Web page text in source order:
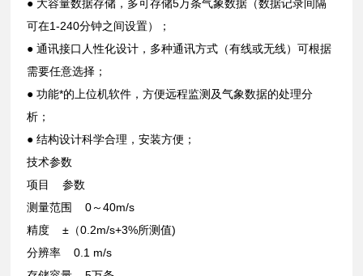
● 大容量数据存储，多可存储5万条气象数据（数据记录间隔
可在1-240分钟之间设置）；
● 通讯接口人性化设计，多种通讯方式（有线或无线）可根据
需要任意选择；
● 功能*的上位机软件，方便远程监测及气象数据的处理分
析；
● 结构设计科学合理，安装方便；
技术参数
项目 参数
测量范围 0～40m/s
精度 ±（0.2m/s+3%所测值)
分辨率 0.1 m/s